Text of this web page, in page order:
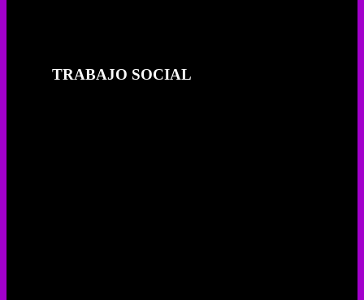
TRABAJO SOCIAL